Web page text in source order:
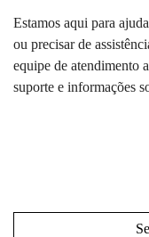
Estamos aqui para
ou precisar de
equipe de atendimento
suporte e informações